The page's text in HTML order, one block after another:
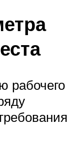
рабочего